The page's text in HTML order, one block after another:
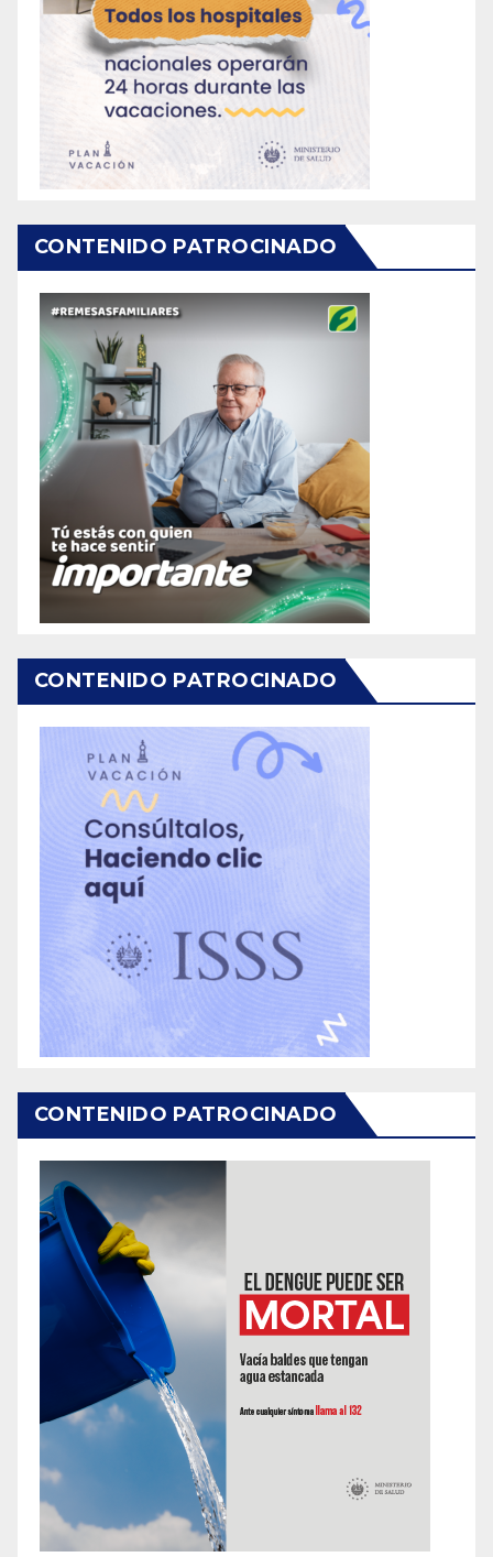
CONTENIDO PATROCINADO
CONTENIDO PATROCINADO
CONTENIDO PATROCINADO